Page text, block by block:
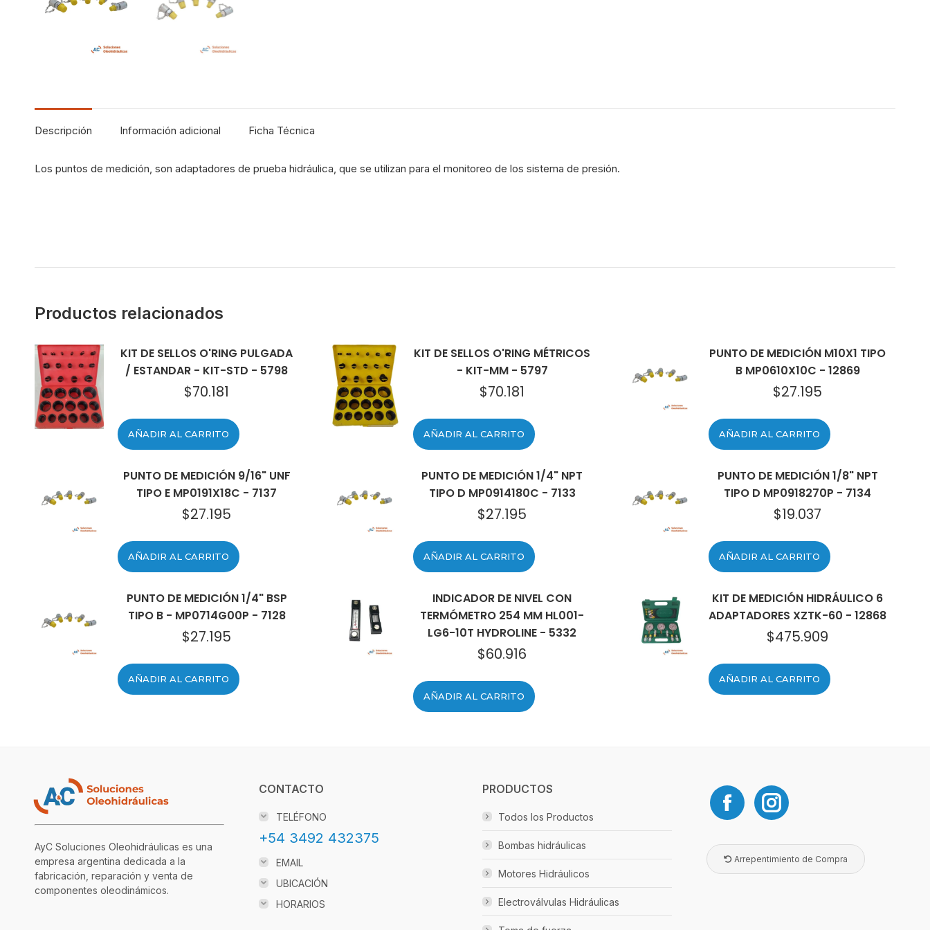
Descripción Información adicional Ficha Técnica
Los puntos de medición, son adaptadores de prueba hidráulica, que se utilizan para el monitoreo de los sistema de presión.
Productos relacionados
KIT DE SELLOS O'RING PULGADA
/ ESTANDAR - KIT-STD - 5798
$70.181
AÑADIR AL CARRITO
KIT DE SELLOS O'RING MÉTRICOS
- KIT-MM - 5797
$70.181
AÑADIR AL CARRITO
PUNTO DE MEDICIÓN M10X1 TIPO
B MP0610X10C - 12869
$27.195
AÑADIR AL CARRITO
PUNTO DE MEDICIÓN 9/16" UNF
TIPO E MP0191X18C - 7137
$27.195
AÑADIR AL CARRITO
PUNTO DE MEDICIÓN 1/4" NPT
TIPO D MP0914180C - 7133
$27.195
AÑADIR AL CARRITO
PUNTO DE MEDICIÓN 1/8" NPT
TIPO D MP0918270P - 7134
$19.037
AÑADIR AL CARRITO
PUNTO DE MEDICIÓN 1/4" BSP
TIPO B - MP0714G00P - 7128
$27.195
AÑADIR AL CARRITO
INDICADOR DE NIVEL CON
TERMÓMETRO 254 MM HL001-
LG6-10T HYDROLINE - 5332
$60.916
AÑADIR AL CARRITO
KIT DE MEDICIÓN HIDRÁULICO 6
ADAPTADORES XZTK-60 - 12868
$475.909
AÑADIR AL CARRITO
AyC Soluciones Oleohidráulicas es una
empresa argentina dedicada a la
fabricación, reparación y venta de
componentes oleodinámicos.
CONTACTO
TELÉFONO
+54 3492 432375
EMAIL
UBICACIÓN
HORARIOS
PRODUCTOS
Todos los Productos
Bombas hidráulicas
Motores Hidráulicos
Electroválvulas Hidráulicas
Arrepentimiento de Compra